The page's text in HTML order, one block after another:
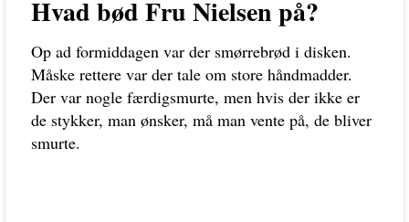
Hvad bød Fru Nielsen på?
Op ad formiddagen var der smørrebrød i disken.
Måske rettere var der tale om store håndmadder.
Der var nogle færdigsmurte, men hvis der ikke er
de stykker, man ønsker, må man vente på, de bliver
smurte.